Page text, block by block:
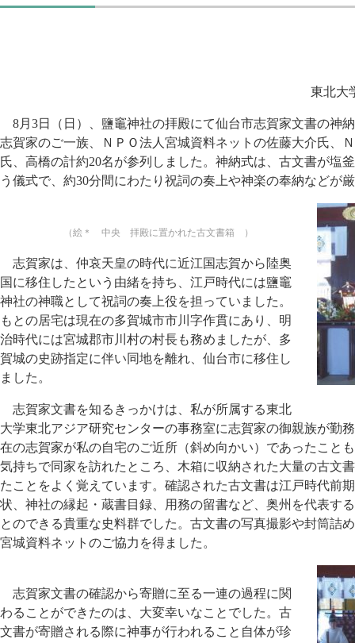
東北大
8月3日（日）、鹽竈神社の拝殿にて仙台市志賀家文書の神
志賀家のご一族、ＮＰＯ法人宮城資料ネットの佐藤大介氏、
氏、高橋の計約20名が参列しました。神納式は、古文書が塩
う儀式で、約30分間にわたり祝詞の奏上や神楽の奉納などが
（絵＊ 中央 拝殿に置かれた古文書箱 ）
志賀家は、仲哀天皇の時代に近江国志賀から陸奥
国に移住したという由緒を持ち、江戸時代には鹽竈
神社の神職として祝詞の奏上役を担っていました。
もとの居宅は現在の多賀城市市川字作貫にあり、明
治時代には宮城郡市川村の村長も務めましたが、多
賀城の史跡指定に伴い同地を離れ、仙台市に移住し
ました。
志賀家文書を知るきっかけは、私が所属する東北
大学東北アジア研究センターの事務室に志賀家の御親族が勤
在の志賀家が私の自宅のご近所（斜め向かい）であったこと
気持ちで同家を訪れたところ、木箱に収納された大量の古文
たことをよく覚えています。確認された古文書は江戸時代前
状、神社の縁起・蔵書目録、用務の留書など、奥州を代表す
とのできる貴重な史料群でした。古文書の写真撮影や封筒詰
宮城資料ネットのご協力を得ました。
志賀家文書の確認から寄贈に至る一連の過程に関
わることができたのは、大変幸いなことでした。古
文書が寄贈される際に神事が行われること自体が珍